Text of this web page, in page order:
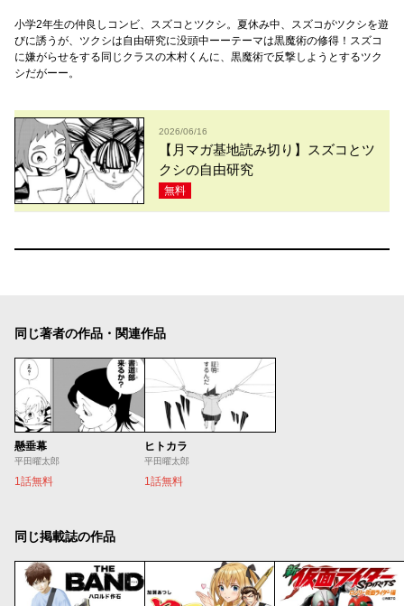
小学2年生の仲良しコンビ、スズコとツクシ。夏休み中、スズコがツクシを遊
びに誘うが、ツクシは自由研究に没頭中ーーテーマは黒魔術の修得！スズコ
に嫌がらせをする同じクラスの木村くんに、黒魔術で反撃しようとするツク
シだがーー。
2026/06/16
【月マガ基地読み切り】スズコとツ
クシの自由研究
無料
同じ著者の作品・関連作品
懸垂幕
平田曜太郎
1話無料
ヒトカラ
平田曜太郎
1話無料
同じ掲載誌の作品